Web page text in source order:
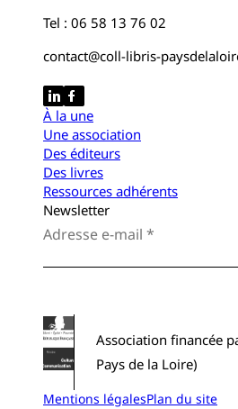
Tel : 06 58 13 76 02
contact@coll-libris-
À la une
Une association
Des éditeurs
Des livres
Ressources adhérents
Newsletter
Association financée
Pays de la Loire)
Mentions légalesPlan du site